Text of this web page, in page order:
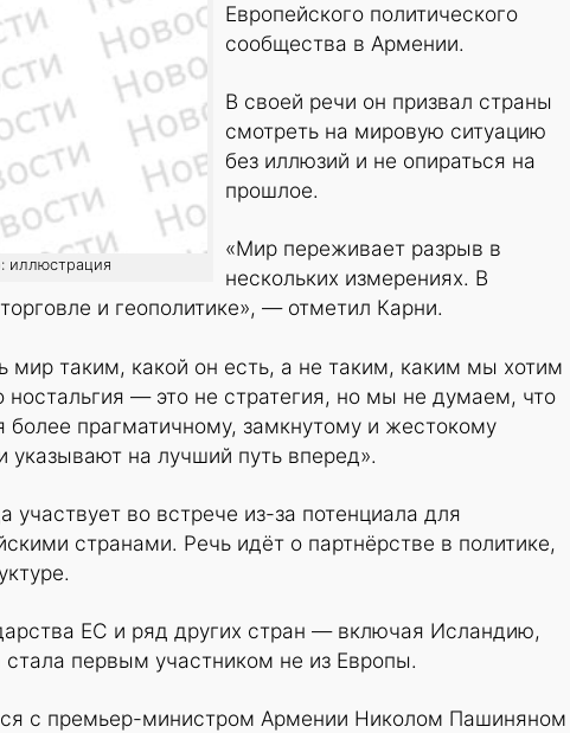
иллюстрация
Европейского политического
сообщества в Армении.
В своей речи он призвал страны
смотреть на мировую ситуацию
без иллюзий и не опираться на
прошлое.
«Мир переживает разрыв в
нескольких измерениях. В
и геополитике», — отметил Карни.
таким, какой он есть, а не таким, каким мы хотим
— это не стратегия, но мы не думаем, что
прагматичному, замкнутому и жестокому
на лучший путь вперед».
участвует во встрече из-за потенциала для
странами. Речь идёт о партнёрстве в политике,
ЕС и ряд других стран — включая Исландию,
первым участником не из Европы.
с премьер-министром Армении Николом Пашиняном